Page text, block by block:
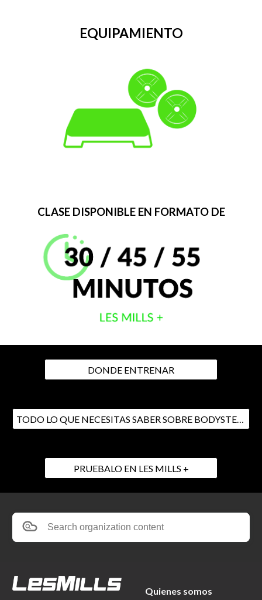
EQUIPAMIENTO
CLASE DISPONIBLE EN FORMATO DE
DONDE ENTRENAR
PRUEBALO EN LES MILLS +
Search organization content
Quienes somos